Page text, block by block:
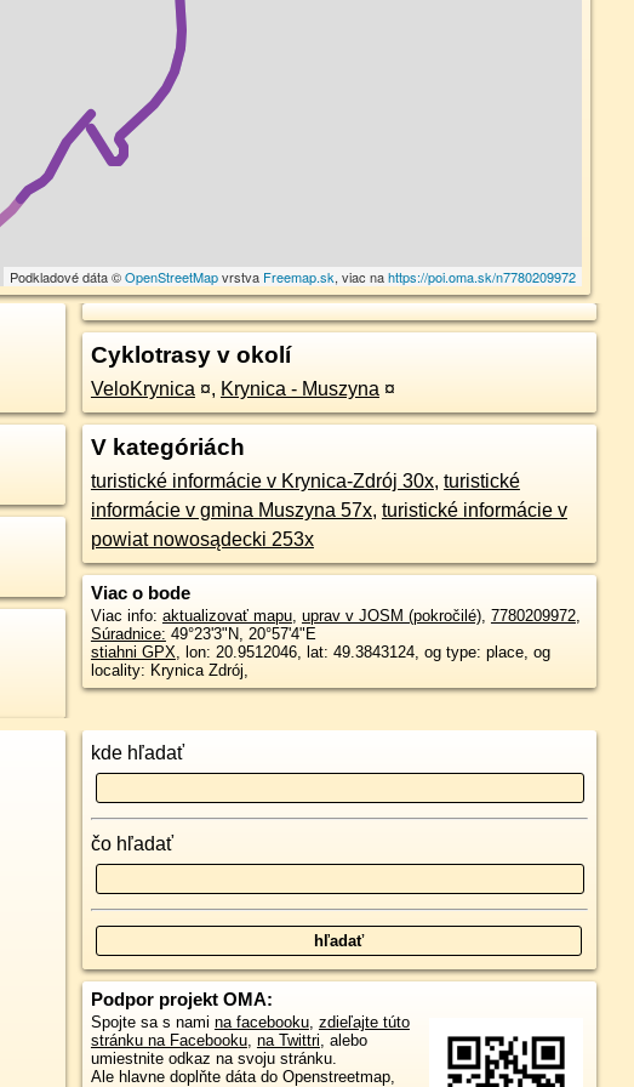
Podkladové dáta ©OpenStreetMapvrstva Freemap.sk, viac nahttps://poi.oma.sk/n7780209972
Cyklotrasy v okolí
VeloKrynica ¤, Krynica - Muszyna ¤
V kategóriách
turistické informácie v Krynica-Zdrój 30x, turistické
informácie v gmina Muszyna 57x, turistické informácie v
powiat nowosądecki 253x
Viac o bode
Viac info: aktualizovať mapu, uprav v JOSM (pokročilé), 7780209972,
Súradnice: 49°23'3"N, 20°57'4"E
stiahni GPX, lon: 20.9512046, lat: 49.3843124, og type: place, og
locality: Krynica Zdrój,
kde hľadať
čo hľadať
Podpor projekt OMA:
Spojte sa s nami na facebooku, zdieľajte túto
stránku na Facebooku, na Twittri, alebo
umiestnite odkaz na svoju stránku.
Ale hlavne doplňte dáta do Openstreetmap,